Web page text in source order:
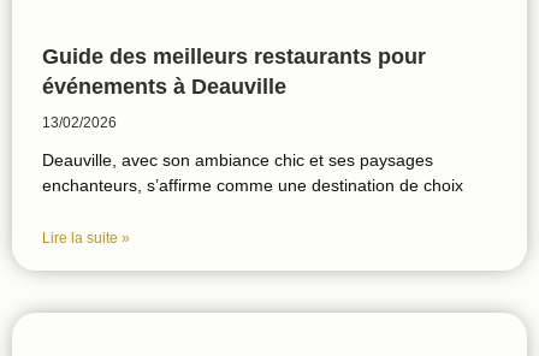
Guide des meilleurs restaurants pour
événements à Deauville
13/02/2026
Deauville, avec son ambiance chic et ses paysages
enchanteurs, s’affirme comme une destination de choix
Lire la suite »